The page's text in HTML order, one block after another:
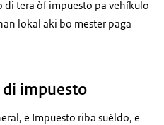
tera òf impuesto pa vehíkulo
lokal aki bo mester paga
impuesto
e Impuesto riba suèldo, e